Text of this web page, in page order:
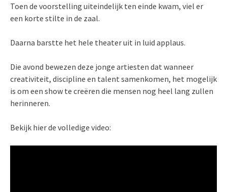
Toen de voorstelling uiteindelijk ten einde kwam, viel er
een korte stilte in de zaal.
Daarna barstte het hele theater uit in luid applaus.
Die avond bewezen deze jonge artiesten dat wanneer
creativiteit, discipline en talent samenkomen, het mogelijk
is om een show te creëren die mensen nog heel lang zullen
herinneren.
Bekijk hier de volledige video: